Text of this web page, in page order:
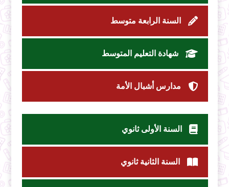
السنة الرابعة متوسط
شهادة التعليم المتوسط
مدارس أشبال الأمة
السنة الأولى ثانوي
السنة الثانية ثانوي